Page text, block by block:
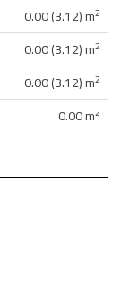
0.00 (3.12) m2
0.00 (3.12) m2
0.00 (3.12) m2
0.00 m2